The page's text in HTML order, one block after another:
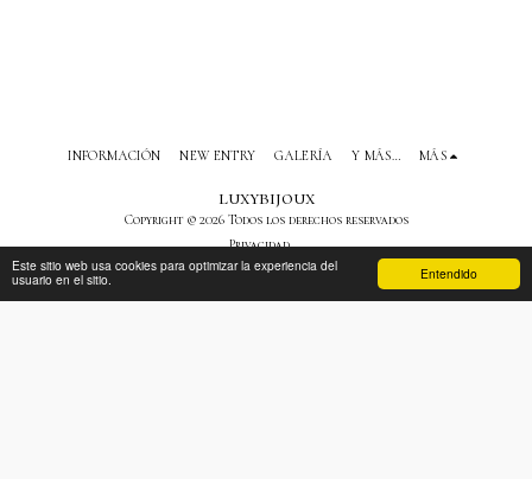
Entendido
Este sitio web usa cookies para optimizar la experiencia del
usuario en el sitio.
luxybijoux
Copyright © 2026 Todos los derechos reservados
Privacidad
INFORMACIÓN NEW ENTRY GALERÍA Y MÁS… MÁS